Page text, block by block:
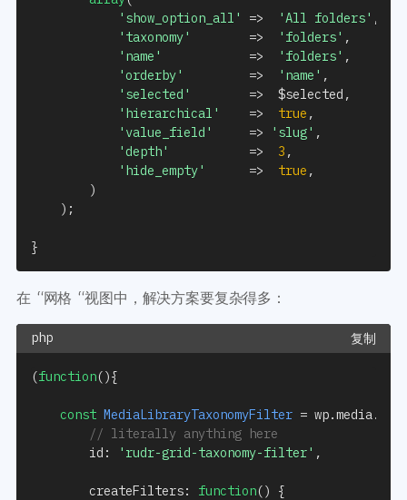
'show_option_all'
=> 'All folders' ,
'taxonomy'
=> 'folders' ,
'name'
=> 'folders' ,
'orderby'
=> 'name' ,
'selected'
=> $selected ,
'hierarchical'
=> true ,
'value_field'
=> 'slug' ,
'depth'
=> 3 ,
'hide_empty'
=> true ,
)
) ;
}
在 “网格 “视图中，解决方案要复杂得多：
复制
(function(){
const MediaLibraryTaxonomyFilter = wp.media.
// literally anything here
		id
: 'rudr-grid-taxonomy-filter' ,
createFilters: function()
{